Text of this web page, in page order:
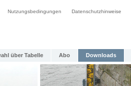
Nutzungsbedingungen Datenschutzhinweise
über Tabelle Abo Downloads